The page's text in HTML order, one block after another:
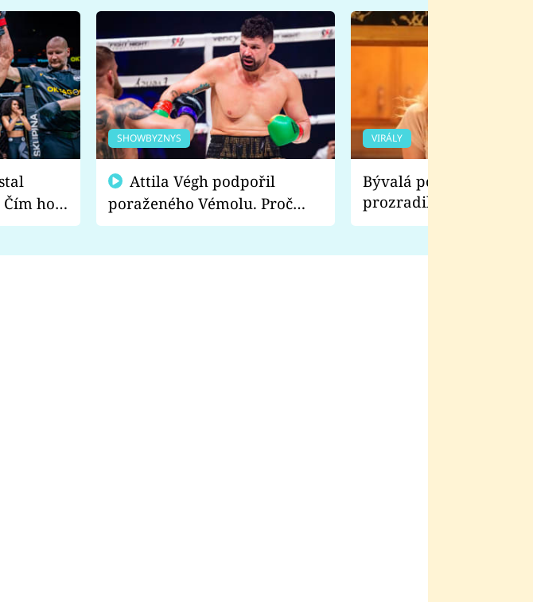
ho
SHOWBYZNYS
poraženého Vémolu. Proč
chce raději zápasit s ním než
VIRÁLY
Bývalá pornoherečka
prozradila, co ji
natáčení Euforie.